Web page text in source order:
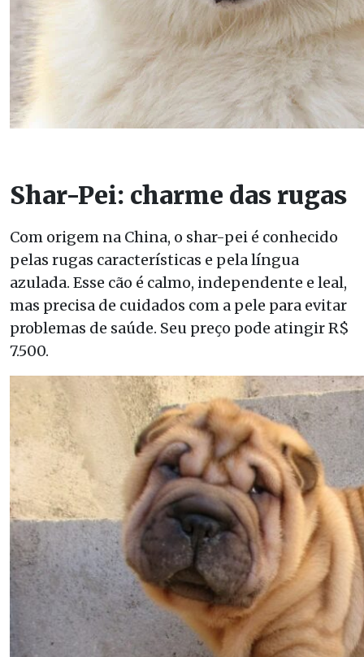
Shar-Pei: charme das rugas
Com origem na China, o shar-pei é conhecido
pelas rugas características e pela língua
azulada. Esse cão é calmo, independente e leal,
mas precisa de cuidados com a pele para evitar
problemas de saúde. Seu preço pode atingir R$
7.500.